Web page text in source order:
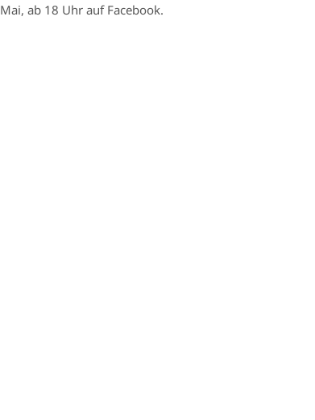
Mai, ab 18 Uhr auf Facebook.